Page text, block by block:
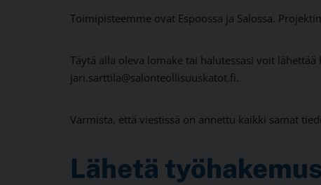
Toimipisteemme ovat Espoossa ja Salossa.
Täytä alla oleva lomake tai halutessasi voit
jari.sarttila@salonteollisuuskatot.fi.
Varmista, että viestissä on annettu kaikki samat
Lähetä työhakemus